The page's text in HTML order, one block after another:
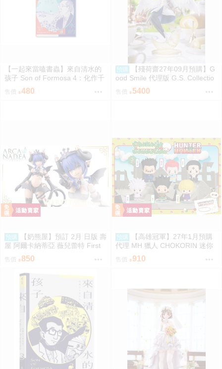
【一起來當嗑書蟲】來自清水的
孩子 Son of Formosa 4：化作千
480
預購
【殘荷齋27年09月預購】G
ood Smile 代理版 G.S. Collectio
n 蔚藍檔案 Blue Archive 渚 ～花
香微笑～ 1/7 PVC完成品 0923
5400
預購
【奶熊屋】預訂 2月 日版 壽
屋 阿爾卡納蒂亞 薇兒蕾特 First
Engage 一般版 組裝模型 0816
售價 850
預購
【高雄冠軍】27年1月預購
代理 MH 獵人 CHOKORIN 迷你
玩偶收藏集 第1彈 中盒6入 免訂
金0813
售價 910